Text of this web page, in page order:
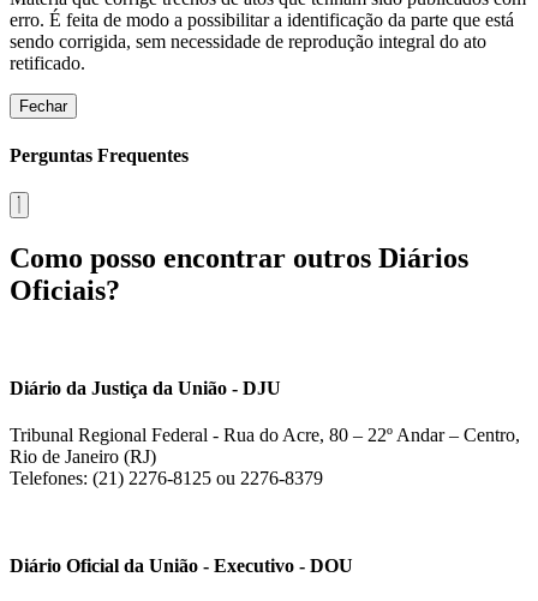
erro. É feita de modo a possibilitar a identificação da parte que está
sendo corrigida, sem necessidade de reprodução integral do ato
retificado.
Fechar
Perguntas Frequentes
Como posso encontrar outros Diários
Oficiais?
Diário da Justiça da União - DJU
Tribunal Regional Federal - Rua do Acre, 80 – 22º Andar – Centro,
Rio de Janeiro (RJ)
Telefones: (21) 2276-8125 ou 2276-8379
Diário Oficial da União - Executivo - DOU